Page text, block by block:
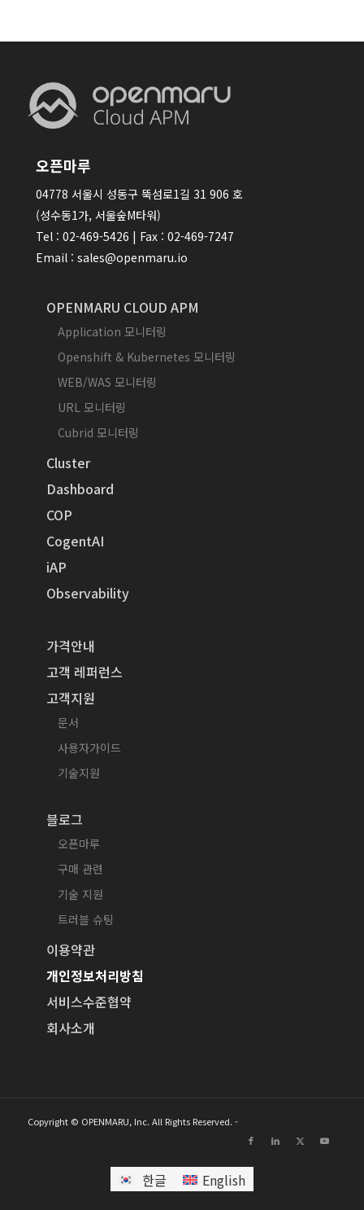
오픈마루
04778 서울시 성동구 뚝섬로1길 31 906 호
(성수동1가, 서울숲M타워)
Tel : 02-469-5426 | Fax : 02-469-7247
Email : sales@openmaru.io
OPENMARU CLOUD APM
Application 모니터링
Openshift & Kubernetes 모니터링
WEB/WAS 모니터링
URL 모니터링
Cubrid 모니터링
Cluster
Dashboard
COP
CogentAI
iAP
Observability
가격안내
고객 레퍼런스
고객지원
문서
사용자가이드
기술지원
블로그
오픈마루
구매 관련
기술 지원
트러블 슈팅
이용약관
개인정보처리방침
서비스수준협약
회사소개
Copyright © OPENMARU, Inc. All Rights Reserved. -
한글 English